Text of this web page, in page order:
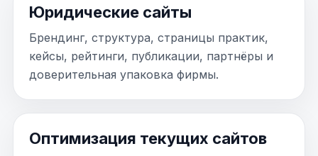
Юридические сайты
Брендинг, структура, страницы практик,
кейсы, рейтинги, публикации, партнёры и
доверительная упаковка фирмы.
Оптимизация текущих сайтов